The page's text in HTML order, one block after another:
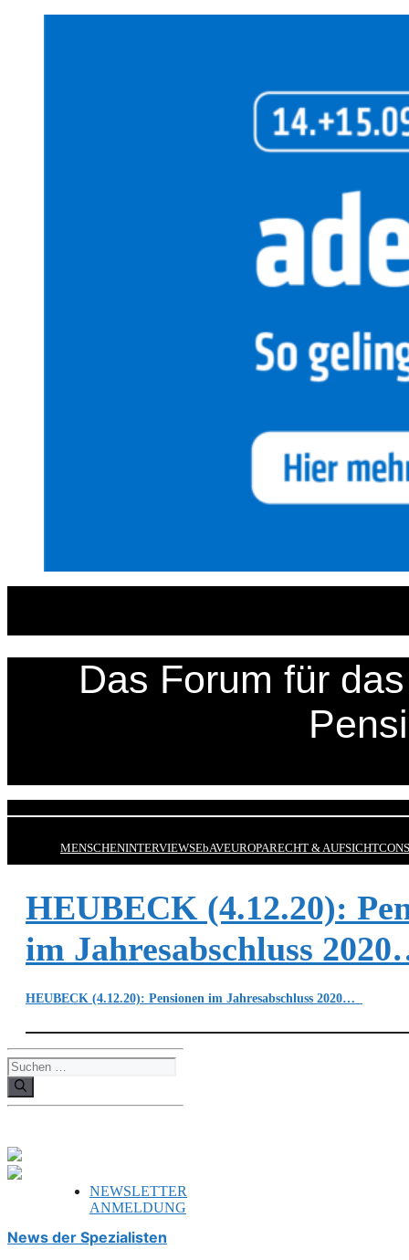
Das Forum für
MENSCHENINTERVIEWSEbAVEUROPARECHT & AUFSICHT
HEUBECK (4.12.20):
im Jahresabschluss
HEUBECK (4.12.20): Pensionen im Jahresabschluss 2020…
Suchen
nach:
NEWSLETTER
ANMELDUNG
News der Spezialisten